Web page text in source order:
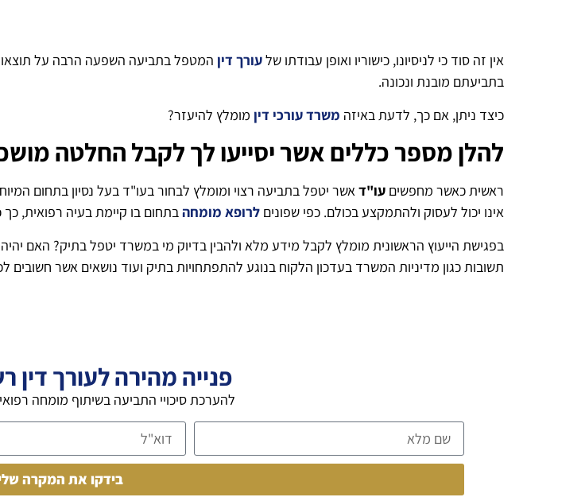
אין זה סוד כי לניסיונו, כישוריו ואופן עבודתו שלעורך דין המטפל בתביעה השפעה הרבה על
בתביעתם מובנת ונכונה.
כיצד ניתן, אם כך, לדעת באיזה משרד עורכי דין מומלץ להיעזר?
להלן מספר כללים אשר יסייעו לך לקבל החלטה
ראשית כאשר מחפשים עו"דאשר יטפל בתביעה רצוי ומומלץ לבחור בעו"ד בעל נסיון בתחום
אינו יכול לעסוק ולהתמקצע בכולם. כפי שפונים לרופא מומחהבתחום בו קיימת בעיה רפואית,
בפגישת הייעוץ הראשונית מומלץ לקבל מידע מלא ולהבין בדיוק מי במשרד יטפל בתיק? האם
תשובות כגון מדיניות המשרד בעדכון הלקוח בנוגע להתפתחויות בתיק ועוד נושאים אשר חשובים
פנייה מהירה לעורך דין
להערכת סיכויי התביעה בשיתוף מומחה
בידקו את המקרה